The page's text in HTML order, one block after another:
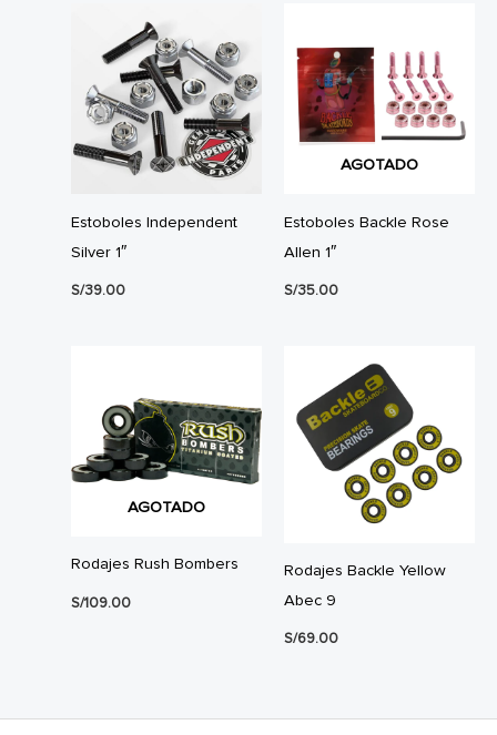
Estoboles Independent
Silver 1″
S/39.00
AGOTADO
Estoboles Backle Rose
Allen 1″
S/35.00
AGOTADO
Rodajes Rush Bombers
S/109.00
Rodajes Backle Yellow
Abec 9
S/69.00